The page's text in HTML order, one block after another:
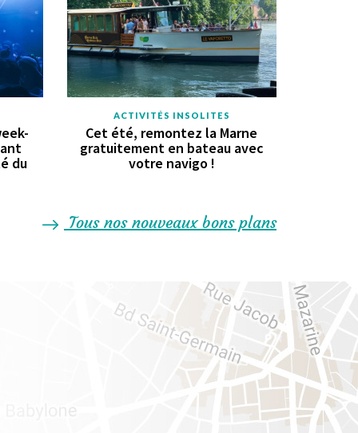
du
ACTIVITÉS INSOLITES
Cet été, remontez la Marne
gratuitement en bateau avec
votre navigo !
Tous nos nouveaux bons plans